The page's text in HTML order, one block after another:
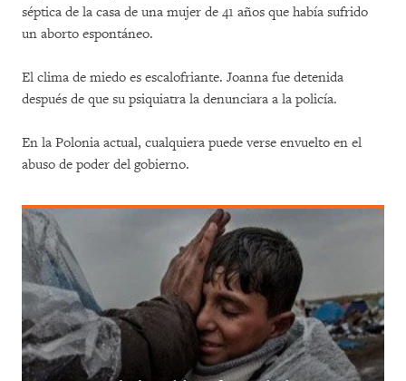
séptica de la casa de una mujer de 41 años que había sufrido
un aborto espontáneo.
El clima de miedo es escalofriante. Joanna fue detenida
después de que su psiquiatra la denunciara a la policía.
En la Polonia actual, cualquiera puede verse envuelto en el
abuso de poder del gobierno.